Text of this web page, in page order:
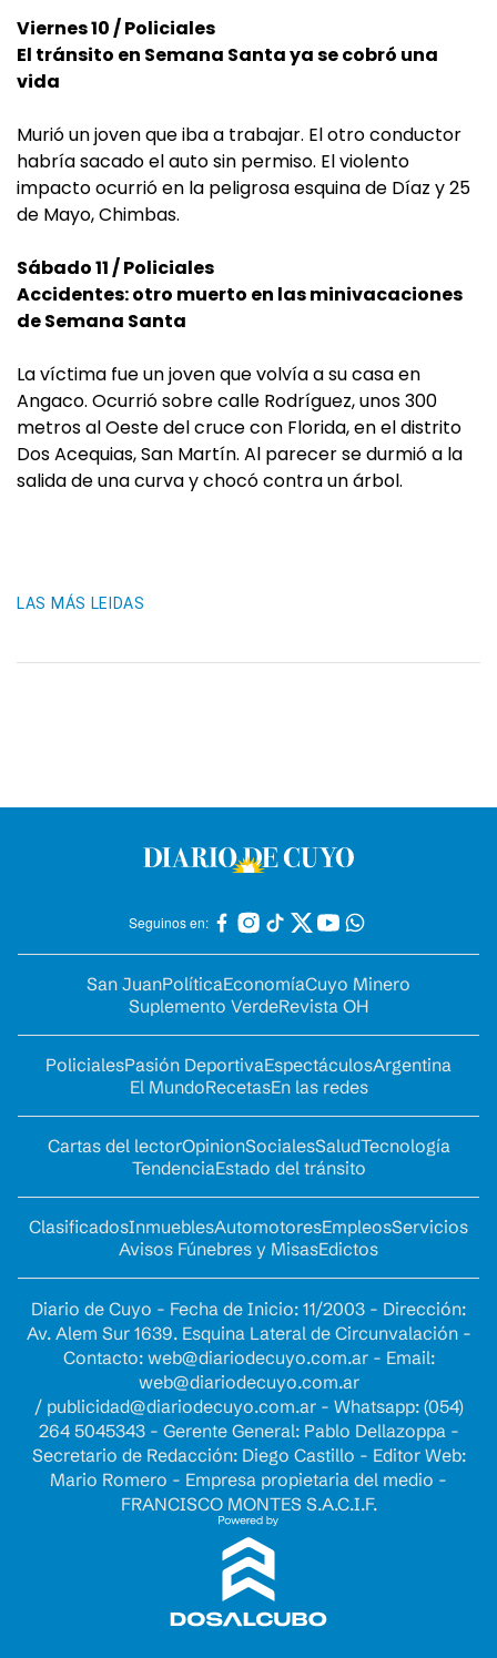
Viernes 10 / Policiales
El tránsito en Semana Santa ya se cobró una
vida
Murió un joven que iba a trabajar. El otro conductor
habría sacado el auto sin permiso. El violento
impacto ocurrió en la peligrosa esquina de Díaz y 25
de Mayo, Chimbas.
Sábado 11 / Policiales
Accidentes: otro muerto en las minivacaciones
de Semana Santa
La víctima fue un joven que volvía a su casa en
Angaco. Ocurrió sobre calle Rodríguez, unos 300
metros al Oeste del cruce con Florida, en el distrito
Dos Acequias, San Martín. Al parecer se durmió a la
salida de una curva y chocó contra un árbol.
LAS MÁS LEIDAS
Seguinos en:
San JuanPolíticaEconomíaCuyo Minero
Suplemento VerdeRevista OH
PolicialesPasión DeportivaEspectáculosArgentina
El MundoRecetasEn las redes
Cartas del lectorOpinionSocialesSaludTecnología
TendenciaEstado del tránsito
ClasificadosInmueblesAutomotoresEmpleosServicios
Avisos Fúnebres y MisasEdictos
Diario de Cuyo - Fecha de Inicio: 11/2003 - Dirección:
Av. Alem Sur 1639. Esquina Lateral de Circunvalación -
Contacto: web@diariodecuyo.com.ar- Email:
web@diariodecuyo.com.ar
/ publicidad@diariodecuyo.com.ar- Whatsapp: (054)
264 5045343 - Gerente General: Pablo Dellazoppa -
Secretario de Redacción: Diego Castillo - Editor Web:
Mario Romero - Empresa propietaria del medio -
FRANCISCO MONTES S.A.C.I.F.